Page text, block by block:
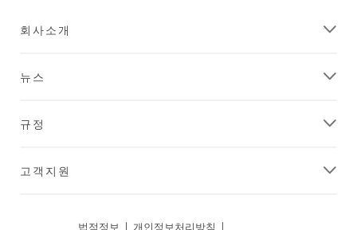
회사소개
뉴스
규정
고객지원
법적정보 | 개인정보처리방침 |